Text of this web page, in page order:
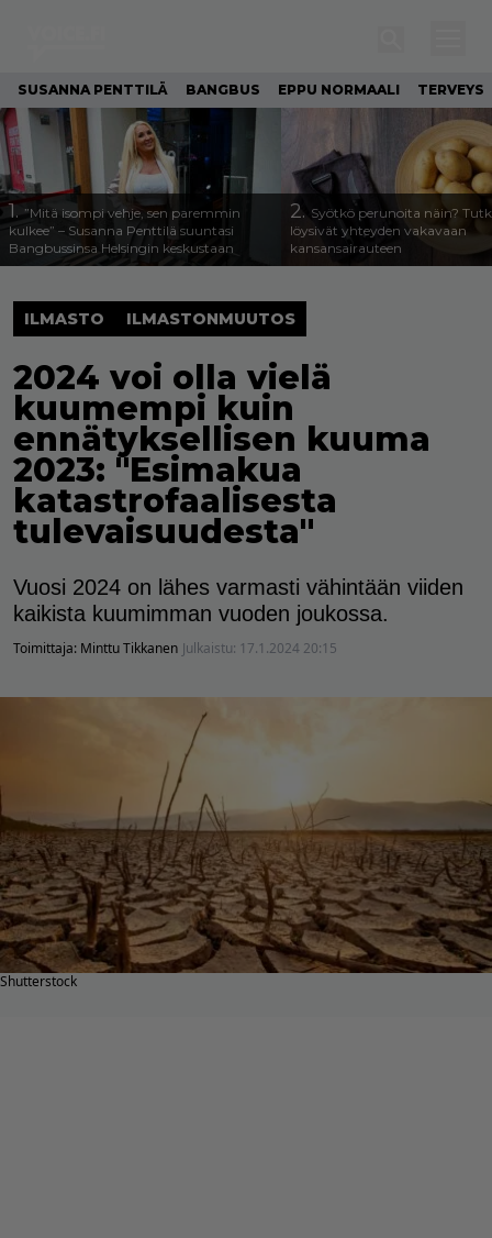
SUSANNA PENTTILÄ BANGBUS EPPU NORMAALI TERVEYS
1.”Mitä isompi vehje, sen paremmin
kulkee” – Susanna Penttilä suuntasi
Bangbussinsa Helsingin keskustaan
2. Syötkö perunoita näin?
löysivät yhteyden vakavaan
kansansairauteen
ILMASTO ILMASTONMUUTOS
2024 voi olla vielä
kuumempi kuin
ennätyksellisen kuuma
2023: "Esimakua
katastrofaalisesta
tulevaisuudesta"
Vuosi 2024 on lähes varmasti vähintään viiden
kaikista kuumimman vuoden joukossa.
Toimittaja: Minttu Tikkanen Julkaistu: 17.1.2024 20:15
Shutterstock